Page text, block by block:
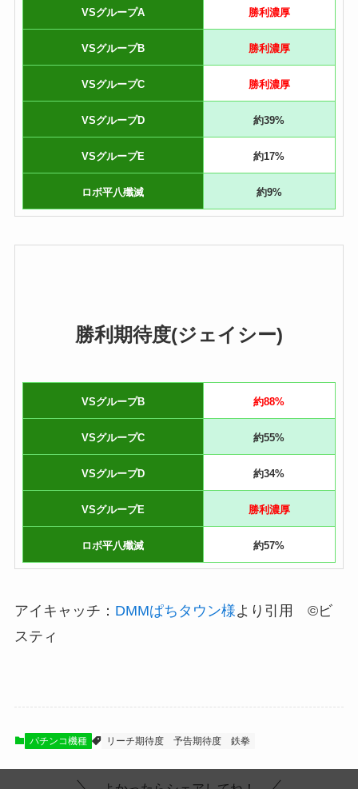
VSグループA 勝利濃厚
VSグループB 勝利濃厚
VSグループC 勝利濃厚
VSグループD 約39%
VSグループE 約17%
ロボ平八殲滅 約9%
勝利期待度(ジェイシー)
VSグループB 約88%
VSグループC 約55%
VSグループD 約34%
VSグループE 勝利濃厚
ロボ平八殲滅 約57%
アイキャッチ： DMMぱちタウン様より引用 ©ビ
スティ
パチンコ機種 リーチ期待度 予告期待度 鉄拳